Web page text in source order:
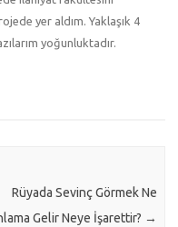
yer aldım. Yaklaşık 4
yoğunluktadır.
Rüyada Sevinç Görmek Ne
Gelir Neye İşarettir? →